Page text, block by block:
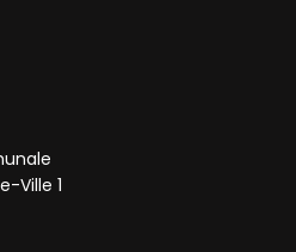
Ville 1